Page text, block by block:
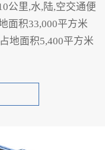
公里,水,陆,空交通便
面积33,000平方米
地面积5,400平方米